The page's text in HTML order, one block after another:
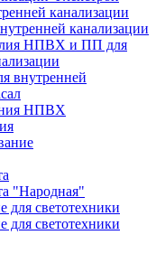
канализации
канализации
НПВХ и ПП для
внутренней
НПВХ
"Народная"
светотехники
светотехники